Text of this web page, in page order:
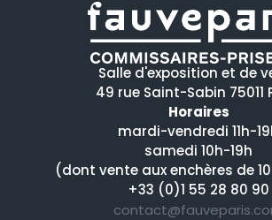
Salle d'exposition et de
49 rue Saint-Sabin 75011
Horaires
mardi-vendredi 11h-
samedi 10h-19h
(dont vente aux enchères de
+33 (0)1 55 28 80 90